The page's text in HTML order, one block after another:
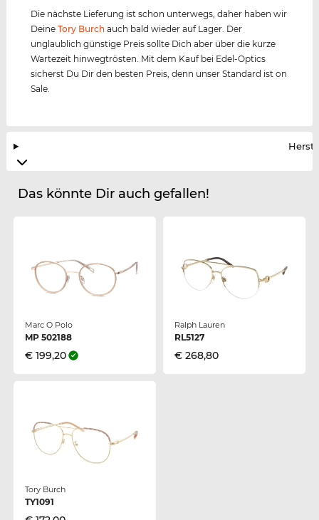
Die nächste Lieferung ist schon unterwegs, daher haben wir
DeineTory Burch auch bald wieder auf Lager. Der
unglaublich günstige Preis sollte Dich aber über die kurze
Wartezeit hinwegtrösten. Mit dem Kauf bei Edel-Optics
sicherst Du Dir den besten Preis, denn unser Standard ist on
Sale.
Das könnte Dir auch gefallen!
Marc O Polo
MP 502188
€ 199,20
Ralph Lauren
RL5127
€ 268,80
Tory Burch
TY1091